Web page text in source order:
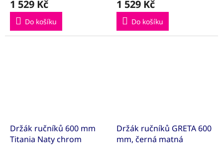
1 529 Kč
Do košíku
1 529 Kč
Do košíku
Držák ručníků 600 mm
Titania Naty chrom
Držák ručníků GRETA 600
mm, černá matná